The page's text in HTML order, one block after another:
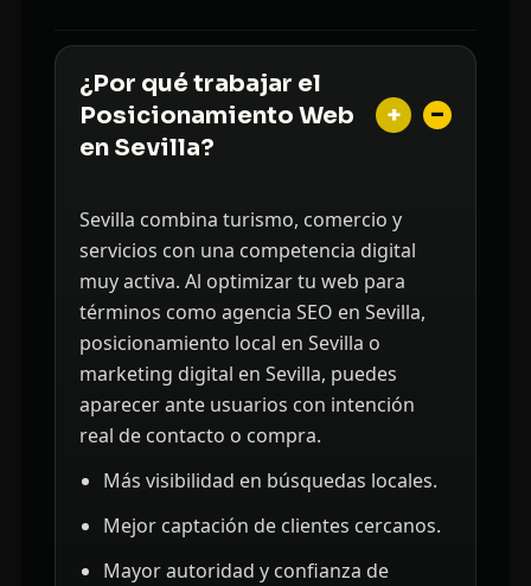
¿Por qué trabajar el
Posicionamiento Web
en Sevilla?
+
Sevilla combina turismo, comercio y
servicios con una competencia digital
muy activa. Al optimizar tu web para
términos como agencia SEO en Sevilla,
posicionamiento local en Sevilla o
marketing digital en Sevilla, puedes
aparecer ante usuarios con intención
real de contacto o compra.
Más visibilidad en búsquedas locales.
Mejor captación de clientes cercanos.
Mayor autoridad y confianza de